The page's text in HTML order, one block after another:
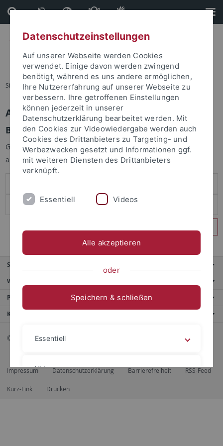
Direkt
zum
Inhalt
Direkt
zur
Fußleiste
Sie sind hier: Startseite
Anmelden
Benutzeranmeldung
Geben Sie Ihren Benutzernamen und Ihr Passwort an um sich
anzumelden:
Service
Weitere Angebote
Portale
Kontaktinfo
© 2026 Eberhard Karls Universität Tübingen, Tübingen
Impressum Datenschutzerklärung Barrierefreiheit RSS-Feed
Kurz-Link Drucken
Datenschutzeinstellungen
Auf unserer Webseite werden Cookies
verwendet. Einige davon werden zwingend
benötigt, während es uns andere ermöglichen,
Ihre Nutzererfahrung auf unserer Webseite zu
verbessern. Ihre getroffenen Einstellungen
können jederzeit in unserer
Datenschutzerklärung bearbeitet werden. Mit
den Cookies zur Videowiedergabe werden auch
Cookies des Drittanbieters zu Targeting- und
Werbezwecken gesetzt und Informationen ggf.
mit weiteren Diensten des Drittanbieters
verknüpft.
Essentiell Videos
Alle akzeptieren
oder
Speichern & schließen
Essentiell
Videos